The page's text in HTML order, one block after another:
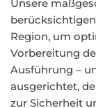
Unsere
Region, um
Vorbereitung
Ausführung –
ausgerichtet,
zur Sicherheit